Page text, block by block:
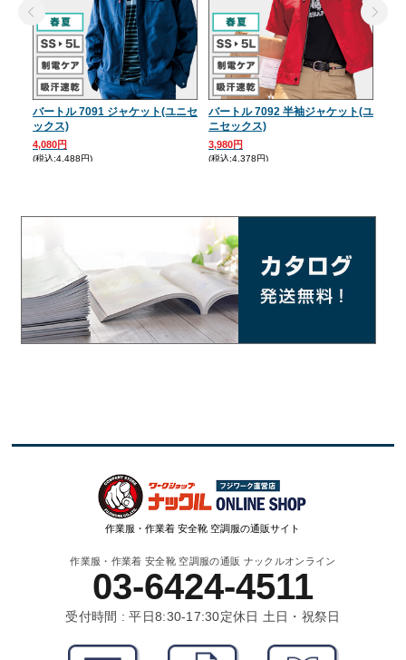
バートル 7091 ジャケット(ユニセ
ックス)
4,080円
(税込:4,488円)
バートル 7092 半袖ジャケット(ユ
ニセックス)
3,980円
(税込:4,378円)
作業服・作業着 安全靴 空調服の通販サイト
作業服・作業着 安全靴 空調服の通販 ナックルオンライン
03-6424-4511
受付時間 : 平日8:30-17:30定休日 土日・祝祭日